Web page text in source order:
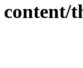
content/